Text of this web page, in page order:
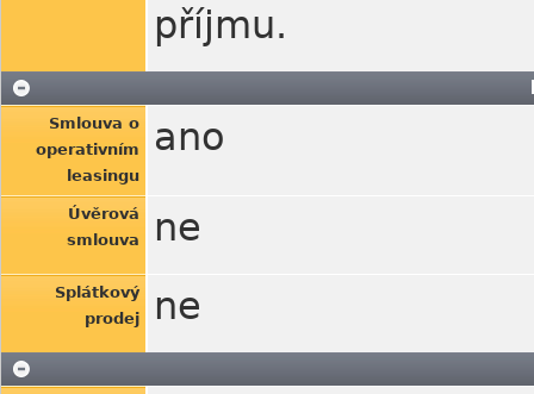
příjmu.
Smlouva o
operativním
leasingu
ano
Úvěrová
smlouva
ne
Splátkový
prodej
ne